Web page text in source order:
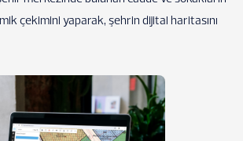
çekimini yaparak, şehrin dijital haritasını